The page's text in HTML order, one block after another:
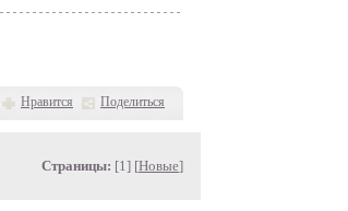
Нравится Поделиться
Страницы: [1] [Новые]